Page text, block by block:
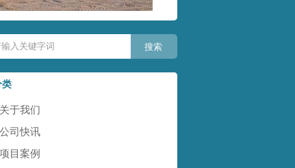
类
关于我们
公司快讯
项目案例